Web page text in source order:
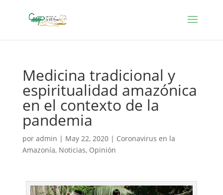
Medicina tradicional y
espiritualidad amazónica
en el contexto de la
pandemia
por admin | May 22, 2020| Coronavirus en la
Amazonía, Noticias, Opinión